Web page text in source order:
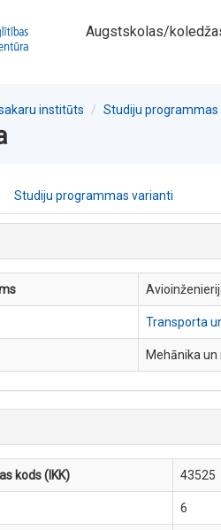
Augstskolas/
institūts Studiju programmas
Studiju programmas varianti
Transporta
Mehānika
kods (IKK) 43525
6